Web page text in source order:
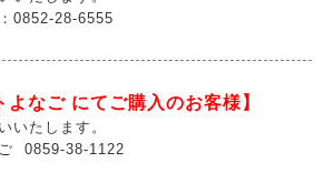
0852-28-6555
よなご にてご購入のお客様】
いたします。
0859-38-1122